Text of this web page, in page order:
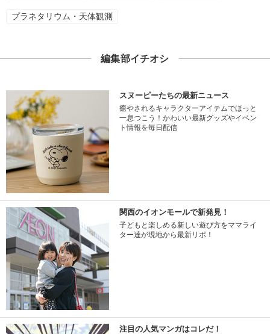
プラネタリウム・天体観測
編集部イチオシ
スヌーピーたちの最新ニュース
癒やされるキャラクターアイテムでほっと
一息つこう！かわいい最新グッズやイベン
ト情報を毎日配信
関西のイオンモールで新発見！
子どもと楽しめる新しい遊び方をママライ
ター達が現地から最新リポ！
注目の人気マンガはコレだ！